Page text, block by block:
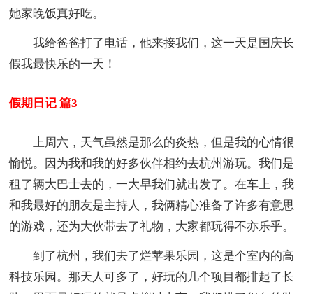
她家晚饭真好吃。
我给爸爸打了电话，他来接我们，这一天是国庆长
假我最快乐的一天！
假期日记 篇3
上周六，天气虽然是那么的炎热，但是我的心情很
愉悦。因为我和我的好多伙伴相约去杭州游玩。我们是
租了辆大巴士去的，一大早我们就出发了。在车上，我
和我最好的朋友是主持人，我俩精心准备了许多有意思
的游戏，还为大伙带去了礼物，大家都玩得不亦乐乎。
到了杭州，我们去了烂苹果乐园，这是个室内的高
科技乐园。那天人可多了，好玩的几个项目都排起了长